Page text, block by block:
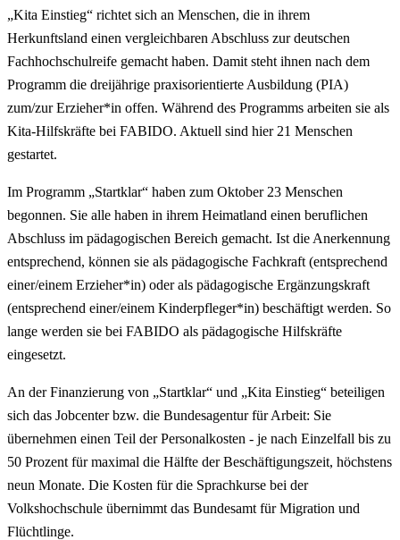
„Kita Einstieg“ richtet sich an Menschen, die in ihrem
Herkunftsland einen vergleichbaren Abschluss zur deutschen
Fachhochschulreife gemacht haben. Damit steht ihnen nach dem
Programm die dreijährige praxisorientierte Ausbildung (PIA)
zum/zur Erzieher*in offen. Während des Programms arbeiten sie als
Kita-Hilfskräfte bei FABIDO. Aktuell sind hier 21 Menschen
gestartet.
Im Programm „Startklar“ haben zum Oktober 23 Menschen
begonnen. Sie alle haben in ihrem Heimatland einen beruflichen
Abschluss im pädagogischen Bereich gemacht. Ist die Anerkennung
entsprechend, können sie als pädagogische Fachkraft (entsprechend
einer/einem Erzieher*in) oder als pädagogische Ergänzungskraft
(entsprechend einer/einem Kinderpfleger*in) beschäftigt werden. So
lange werden sie bei FABIDO als pädagogische Hilfskräfte
eingesetzt.
An der Finanzierung von „Startklar“ und „Kita Einstieg“ beteiligen
sich das Jobcenter bzw. die Bundesagentur für Arbeit: Sie
übernehmen einen Teil der Personalkosten - je nach Einzelfall bis zu
50 Prozent für maximal die Hälfte der Beschäftigungszeit, höchstens
neun Monate. Die Kosten für die Sprachkurse bei der
Volkshochschule übernimmt das Bundesamt für Migration und
Flüchtlinge.